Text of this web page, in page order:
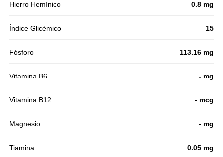
Hierro Hemínico 0.8 mg
Índice Glicémico 15
Fósforo 113.16 mg
Vitamina B6 - mg
Vitamina B12 - mcg
Magnesio - mg
Tiamina 0.05 mg